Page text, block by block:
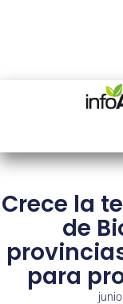
Crece la
de
para